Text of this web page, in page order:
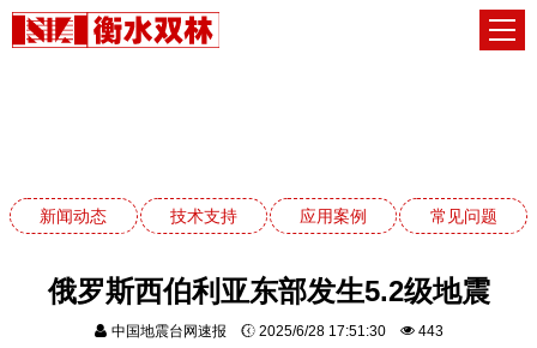
新闻动态 技术支持 应用案例 常见问题
俄罗斯西伯利亚东部发生5.2级地震
中国地震台网速报 2025/6/28 17:51:30 443